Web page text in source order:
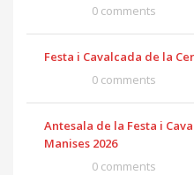
0 comments
Festa i Cavalcada de la
0 comments
Antesala de la Festa i
Manises 2026
0 comments